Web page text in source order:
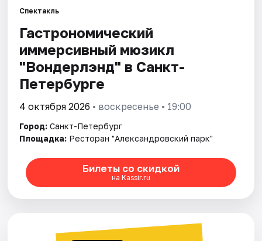
Города
Площадки
Артисты
Рейтинги
Спектакль
Гастрономический
иммерсивный мюзикл
"Вондерлэнд" в Санкт-
Петербурге
4 октября 2026 • воскресенье • 19:00
Город: Санкт-Петербург
Площадка: Ресторан "Александровский парк"
Билеты со скидкой
на Kassir.ru